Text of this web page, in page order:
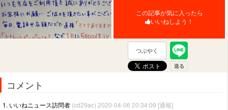
この記事が気に入ったら
いいねしよう！
つぶやく
コメント
1. いいねニュース訪問者 (cd29ac) 2020-04-06 20:34:09 [通報]